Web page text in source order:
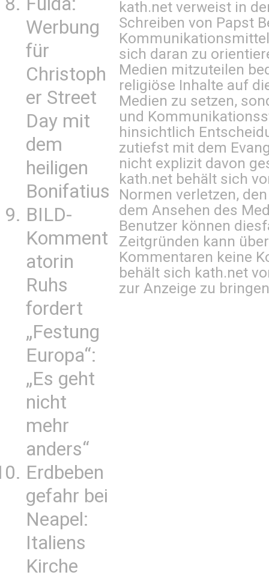
Werbung
für
Christoph
er Street
Day mit
dem
heiligen
Bonifatius
BILD-
Komment
atorin
Ruhs
fordert
„Festung
Europa“:
„Es geht
nicht
mehr
anders“
Erdbeben
gefahr bei
Neapel:
Italiens
Kirche
kath.net verweist in
Schreiben von Papst
sich daran zu
Medien mitzuteilen
religiöse Inhalte auf
Medien zu setzen,
und
hinsichtlich
zutiefst mit dem
nicht explizit davon
kath.net behält sich
Normen verletzen,
dem Ansehen des
Benutzer können
Zeitgründen kann
Kommentaren keine
behält sich kath.net
zur Anzeige zu